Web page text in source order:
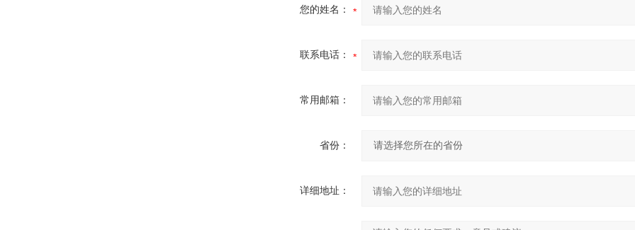
您的姓名：
联系电话：
常用邮箱：
省份：
详细地址：